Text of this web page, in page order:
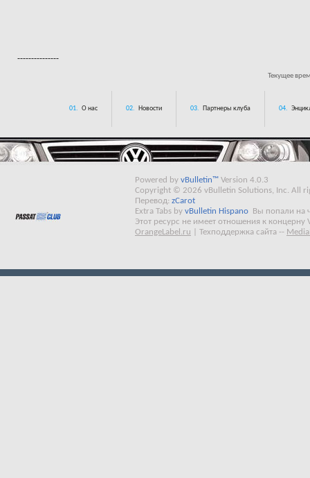
---------------
Текущее
01. О нас 02. Новости 03. Партнеры клуба 04.
Powered by vBulletin™ Version 4.0.3
Copyright © 2026 vBulletin Solutions, Inc. All
Перевод: zCarot
Extra Tabs by vBulletin Hispano
Вы попали на
Этот ресурс не имеет отношения к концерну
OrangeLabel.ru
Техподдержка сайта --